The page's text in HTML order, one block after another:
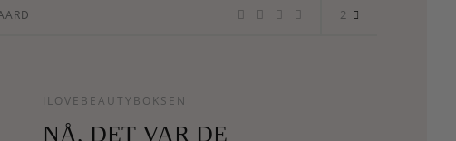
2
ILOVEBEAUTYBOKSEN
NÅ, DET VAR DE